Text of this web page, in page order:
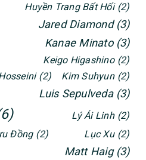
Huyền Trang Bất Hối (2)
Jared Diamond (3)
Kanae Minato (3)
Keigo Higashino (2)
(2) Kim Suhyun (2)
Luis Sepulveda (3)
Lý Ái Linh (2)
Đồng (2) Lục Xu (2)
Matt Haig (3)